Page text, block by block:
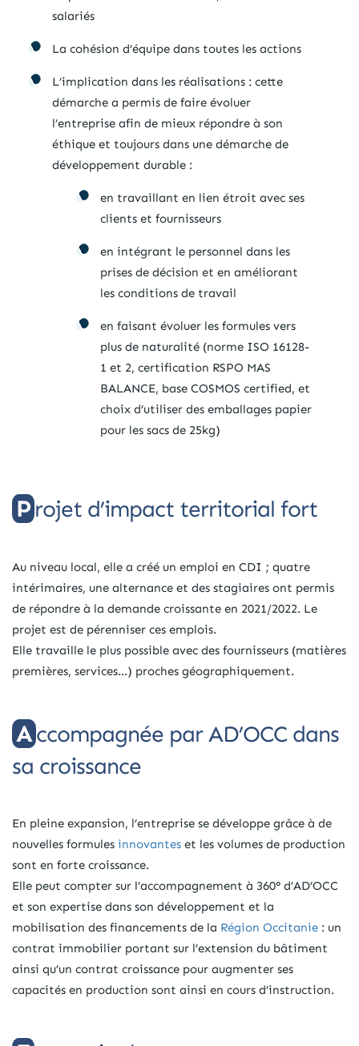
salariés
La cohésion d’équipe dans toutes les actions
L’implication dans les réalisations : cette
démarche a permis de faire évoluer
l’entreprise afin de mieux répondre à son
éthique et toujours dans une démarche de
développement durable :
en travaillant en lien étroit avec ses
clients et fournisseurs
en intégrant le personnel dans les
prises de décision et en améliorant
les conditions de travail
en faisant évoluer les formules vers
plus de naturalité (norme ISO 16128-
1 et 2, certification RSPO MAS
BALANCE, base COSMOS certified, et
choix d’utiliser des emballages papier
pour les sacs de 25kg)
Projet d’impact territorial fort
Au niveau local, elle a créé un emploi en CDI ; quatre
intérimaires, une alternance et des stagiaires ont permis
de répondre à la demande croissante en 2021/2022. Le
projet est de pérenniser ces emplois.
Elle travaille le plus possible avec des fournisseurs (matières
premières, services…) proches géographiquement.
Accompagnée par AD’OCC dans
sa croissance
En pleine expansion, l’entreprise se développe grâce à de
nouvelles formules innovantes et les volumes de production
sont en forte croissance.
Elle peut compter sur l’accompagnement à 360° d’AD’OCC
et son expertise dans son développement et la
mobilisation des financements de la Région Occitanie : un
contrat immobilier portant sur l’extension du bâtiment
ainsi qu’un contrat croissance pour augmenter ses
capacités en production sont ainsi en cours d’instruction.